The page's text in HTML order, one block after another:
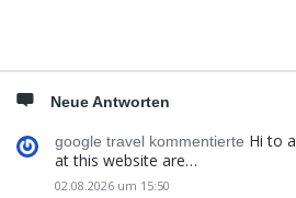
Neue Antworten
google travel kommentierte Hi to
at this website are…
02.08.2026 um 15:50